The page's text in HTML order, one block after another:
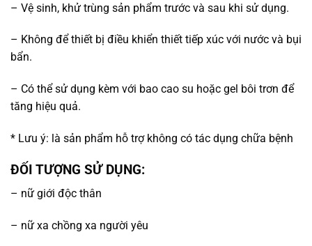
– Vệ sinh, khử trùng sản phẩm trước và sau khi sử dụng.
– Không để thiết bị điều khiển thiết tiếp xúc với nước và bụi
bẩn.
– Có thể sử dụng kèm với bao cao su hoặc gel bôi trơn để
tăng hiệu quả.
* Lưu ý: là sản phẩm hỗ trợ không có tác dụng chữa bệnh
ĐỐI TƯỢNG SỬ DỤNG:
– nữ giới độc thân
– nữ xa chồng xa người yêu